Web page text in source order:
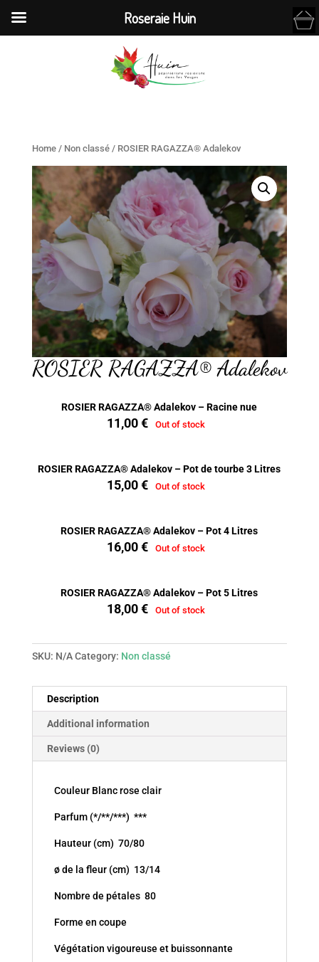
Home/ Non classé/ ROSIER RAGAZZA® Adalekov
ROSIER RAGAZZA® Adalekov
ROSIER RAGAZZA® Adalekov – Racine nue
11,00 € Out of stock
ROSIER RAGAZZA® Adalekov – Pot de tourbe 3 Litres
15,00 € Out of stock
ROSIER RAGAZZA® Adalekov – Pot 4 Litres
16,00 € Out of stock
ROSIER RAGAZZA® Adalekov – Pot 5 Litres
18,00 € Out of stock
SKU: N/A Category: Non classé
Description
Additional information
Reviews (0)
Couleur Blanc rose clair
Parfum (*/**/***) ***
Hauteur (cm) 70/80
ø de la fleur (cm) 13/14
Nombre de pétales 80
Forme en coupe
Végétation vigoureuse et buissonnante
Roseraie Huin